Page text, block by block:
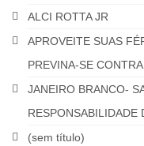
ALCI ROTTA JR
APROVEITE SUAS
PREVINA-SE
JANEIRO BRANCO-
RESPONSABILIDADE
(sem título)